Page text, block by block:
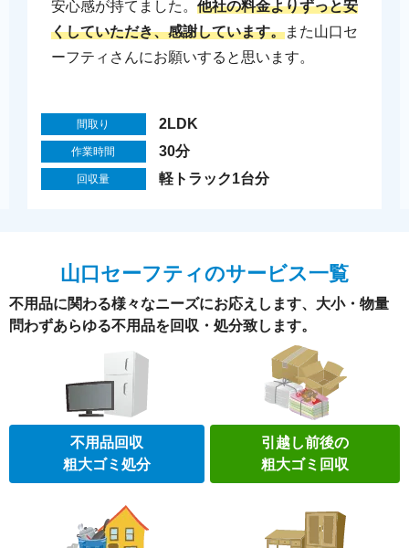
安心感が持てました。 他社の料金よりずっと安
くしていただき、感謝しています。また山口セ
ーフティさんにお願いすると思います。
間取り 2LDK
作業時間 30分
回収量 軽トラック1台分
山口セーフティのサービス一覧
不用品に関わる様々なニーズにお応えします、大小・物量
問わずあらゆる不用品を回収・処分致します。
不用品回収
粗大ゴミ処分
引越し前後の
粗大ゴミ回収